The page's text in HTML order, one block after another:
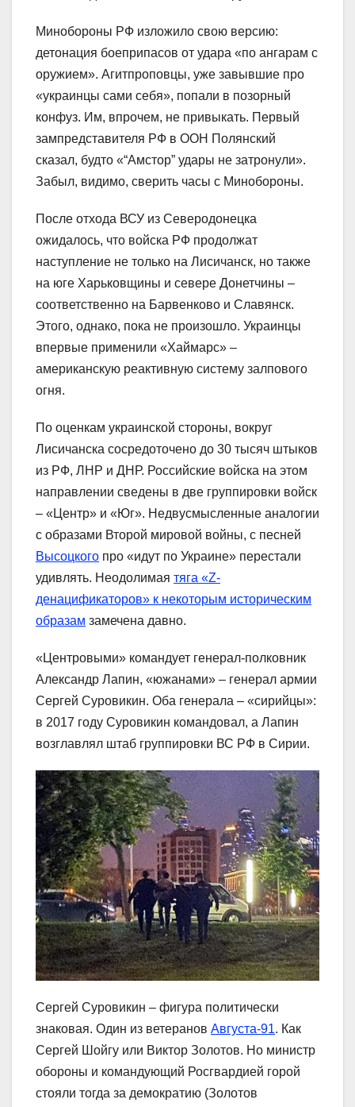
Минобороны РФ изложило свою версию:
детонация боеприпасов от удара «по ангарам с
оружием». Агитпроповцы, уже завывшие про
«украинцы сами себя», попали в позорный
конфуз. Им, впрочем, не привыкать. Первый
зампредставителя РФ в ООН Полянский
сказал, будто «“Амстор” удары не затронули».
Забыл, видимо, сверить часы с Минобороны.
После отхода ВСУ из Северодонецка
ожидалось, что войска РФ продолжат
наступление не только на Лисичанск, но также
на юге Харьковщины и севере Донетчины –
соответственно на Барвенково и Славянск.
Этого, однако, пока не произошло. Украинцы
впервые применили «Хаймарс» –
американскую реактивную систему залпового
огня.
По оценкам украинской стороны, вокруг
Лисичанска сосредоточено до 30 тысяч штыков
из РФ, ЛНР и ДНР. Российские войска на этом
направлении сведены в две группировки войск
– «Центр» и «Юг». Недвусмысленные аналогии
с образами Второй мировой войны, с песней
Высоцкого про «идут по Украине» перестали
удивлять. Неодолимая тяга «Z-
денацификаторов» к некоторым историческим
образам замечена давно.
«Центровыми» командует генерал-полковник
Александр Лапин, «южанами» – генерал армии
Сергей Суровикин. Оба генерала – «сирийцы»:
в 2017 году Суровикин командовал, а Лапин
возглавлял штаб группировки ВС РФ в Сирии.
Сергей Суровикин – фигура политически
знаковая. Один из ветеранов Августа-91. Как
Сергей Шойгу или Виктор Золотов. Но министр
обороны и командующий Росгвардией горой
стояли тогда за демократию (Золотов